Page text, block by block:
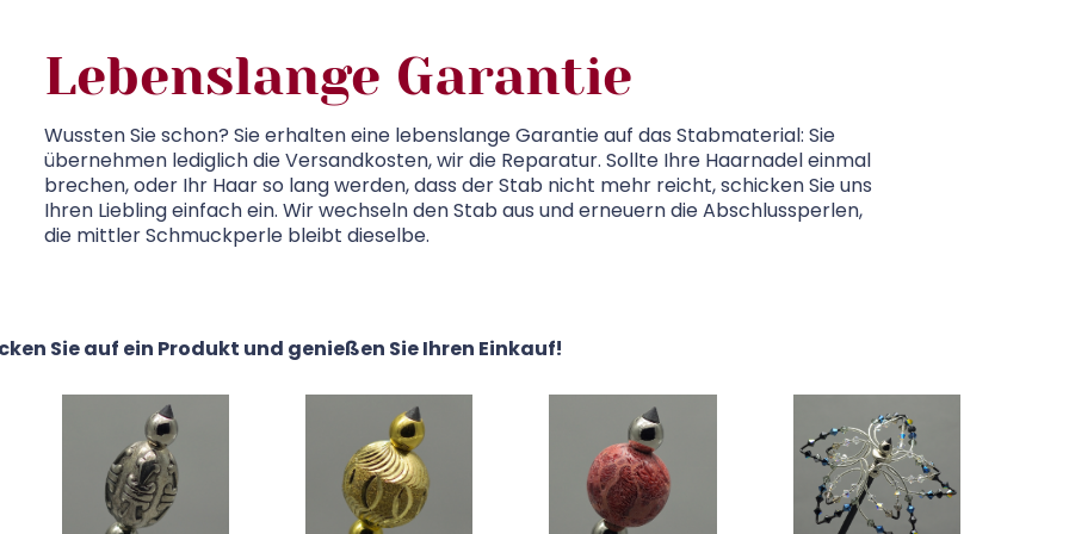
Lebenslange Garantie
Wussten Sie schon? Sie erhalten eine lebenslange Garantie auf das Stabmaterial: Sie
übernehmen lediglich die Versandkosten, wir die Reparatur. Sollte Ihre Haarnadel einmal
brechen, oder Ihr Haar so lang werden, dass der Stab nicht mehr reicht, schicken Sie uns
Ihren Liebling einfach ein. Wir wechseln den Stab aus und erneuern die Abschlussperlen,
die mittler Schmuckperle bleibt dieselbe.
Sie auf ein Produkt und genießen Sie Ihren Einkauf!